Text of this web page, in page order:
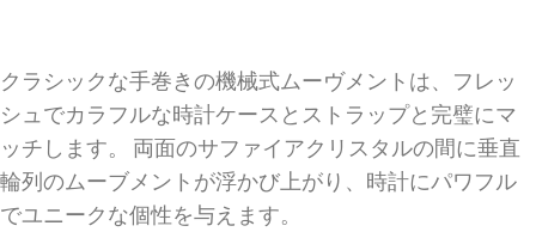
クラシックな手巻きの機械式ムーヴメントは、フレッ
シュでカラフルな時計ケースとストラップと完璧にマ
ッチします。 両面のサファイアクリスタルの間に垂直
輪列のムーブメントが浮かび上がり、時計にパワフル
でユニークな個性を与えます。